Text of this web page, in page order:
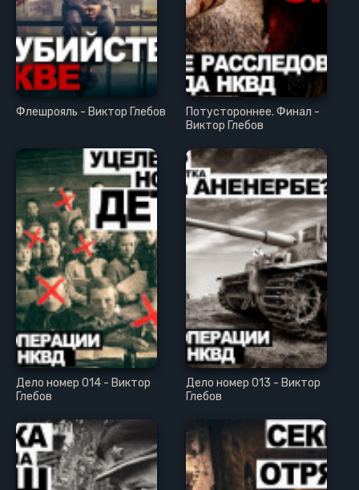
Флешрояль - Виктор Глебов
Потустороннее. Финал -
Виктор Глебов
Дело номер 014 - Виктор
Глебов
Дело номер 013 - Виктор
Глебов